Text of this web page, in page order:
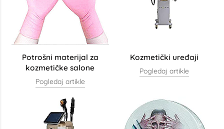
Potrošni materijal za
kozmetičke salone
Pogledaj artikle
Kozmetički uređaji
Pogledaj artikle